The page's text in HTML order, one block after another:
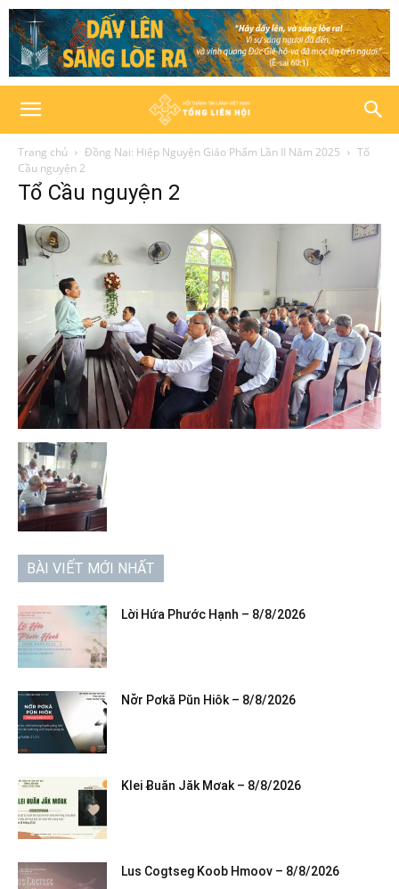
Trang chủ Đồng Nai: Hiệp Nguyện Giáo Phẩm Lần II Năm 2025
Tổ
Cầu nguyện 2
Tổ Cầu nguyện 2
BÀI VIẾT MỚI NHẤT
Lời Hứa Phước Hạnh – 8/8/2026
Nơ̆r Pơkă Pŭn Hiôk – 8/8/2026
Klei Ƀuăn Jăk Mơak – 8/8/2026
Lus Cogtseg Koob Hmoov – 8/8/2026